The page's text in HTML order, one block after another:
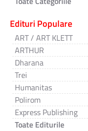
Edituri Populare
ART / ART KLETT
ARTHUR
Dharana
Trei
Humanitas
Polirom
Express Publishing
Toate Editurile